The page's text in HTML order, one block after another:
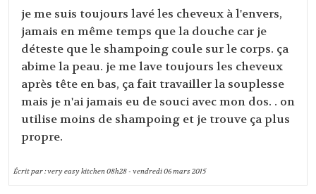
je me suis toujours lavé les cheveux à l'envers,
jamais en même temps que la douche car je
déteste que le shampoing coule sur le corps. ça
abime la peau. je me lave toujours les cheveux
après tête en bas, ça fait travailler la souplesse
mais je n'ai jamais eu de souci avec mon dos. . on
utilise moins de shampoing et je trouve ça plus
propre.
Écrit par :very easy kitchen08h28-vendredi 06mars 2015